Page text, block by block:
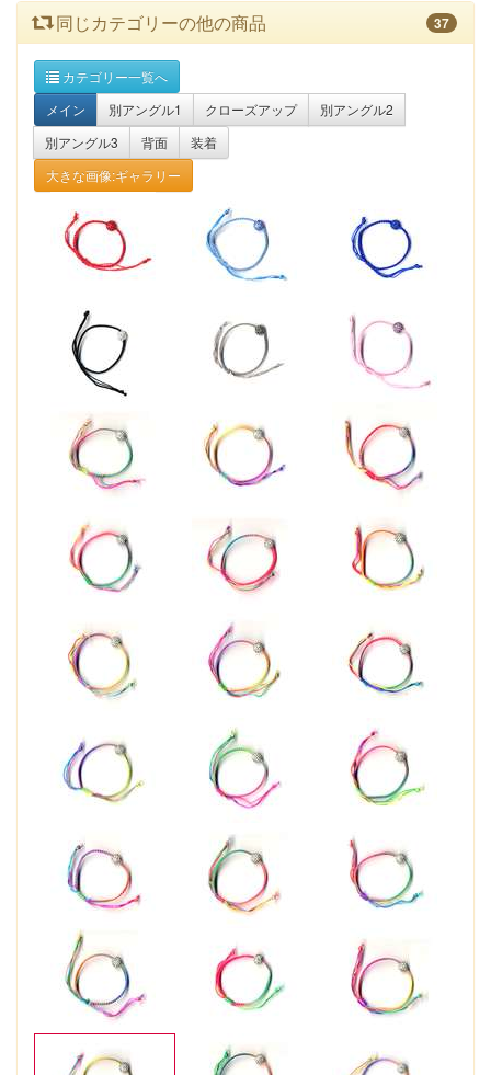
同じカテゴリーの他の商品 37
カテゴリー一覧へ
メイン
別アングル1 クローズアップ
別アングル2
別アングル3
背面
装着
大きな画像:ギャラリー